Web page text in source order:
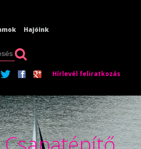
Hajóink
Hírlevél feliratkozás